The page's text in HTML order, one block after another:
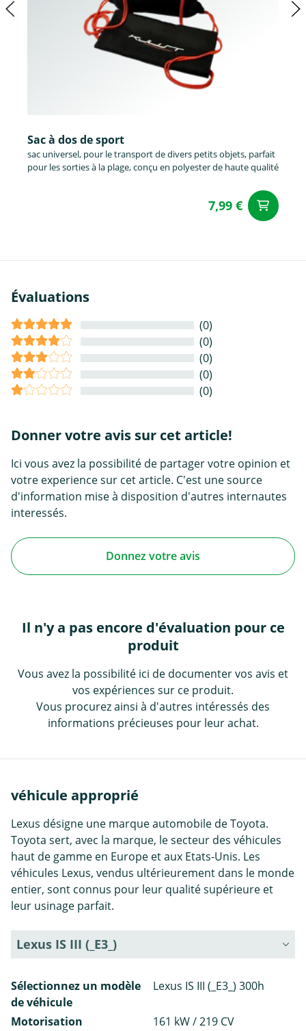
Sac à dos de sport
sac universel, pour le transport de divers petits objets, parfait
pour les sorties à la plage, conçu en polyester de haute qualité
7,99 €
Évaluations
(0)
(0)
(0)
(0)
(0)
Donner votre avis sur cet article!
Ici vous avez la possibilité de partager votre opinion et
votre experience sur cet article. C'est une source
d'information mise à disposition d'autres internautes
interessés.
Donnez votre avis
Il n'y a pas encore d'évaluation pour ce
produit
Vous avez la possibilité ici de documenter vos avis et
vos expériences sur ce produit.
Vous procurez ainsi à d'autres intéressés des
informations précieuses pour leur achat.
véhicule approprié
Lexus désigne une marque automobile de Toyota.
Toyota sert, avec la marque, le secteur des véhicules
haut de gamme en Europe et aux Etats-Unis. Les
véhicules Lexus, vendus ultérieurement dans le monde
entier, sont connus pour leur qualité supérieure et
leur usinage parfait.
Lexus IS III (_E3_)
Sélectionnez un modèle
de véhicule
Lexus IS III (_E3_) 300h
Motorisation 161 kW / 219 CV